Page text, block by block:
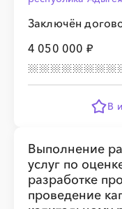
Заключён
4 050 000 ₽
В
Выполнение
услуг по
разработке
проведение